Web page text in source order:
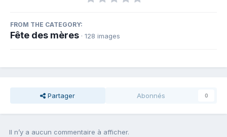
FROM THE CATEGORY:
Fête des mères · 128 images
Partager Abonnés 0
Il n’y a aucun commentaire à afficher.